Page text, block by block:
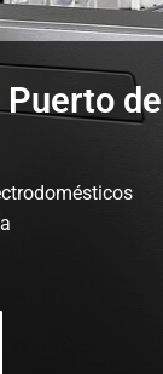
de